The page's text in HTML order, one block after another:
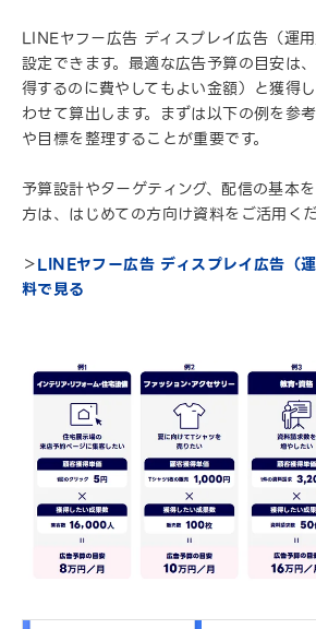
LINEヤフー広告 ディスプレイ広告（運
設定できます。最適な広告予算の目安は
得するのに費やしてもよい金額）と獲得
わせて算出します。まずは以下の例を参
や目標を整理することが重要です。
予算設計やターゲティング、配信の基本
方は、はじめての方向け資料をご活用くだ
＞LINEヤフー広告 ディスプレイ広告（
料で見る